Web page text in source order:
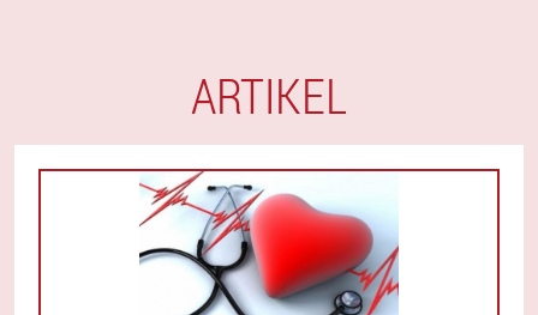
ARTIKEL